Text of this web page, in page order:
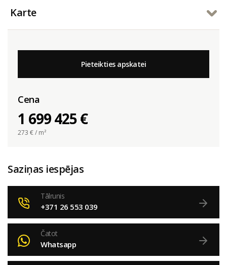
Karte
Pieteikties apskatei
Cena
1 699 425 €
273 € / m²
Saziņas iespējas
Tālrunis
+371 26 553 039
Čatot
Whatsapp